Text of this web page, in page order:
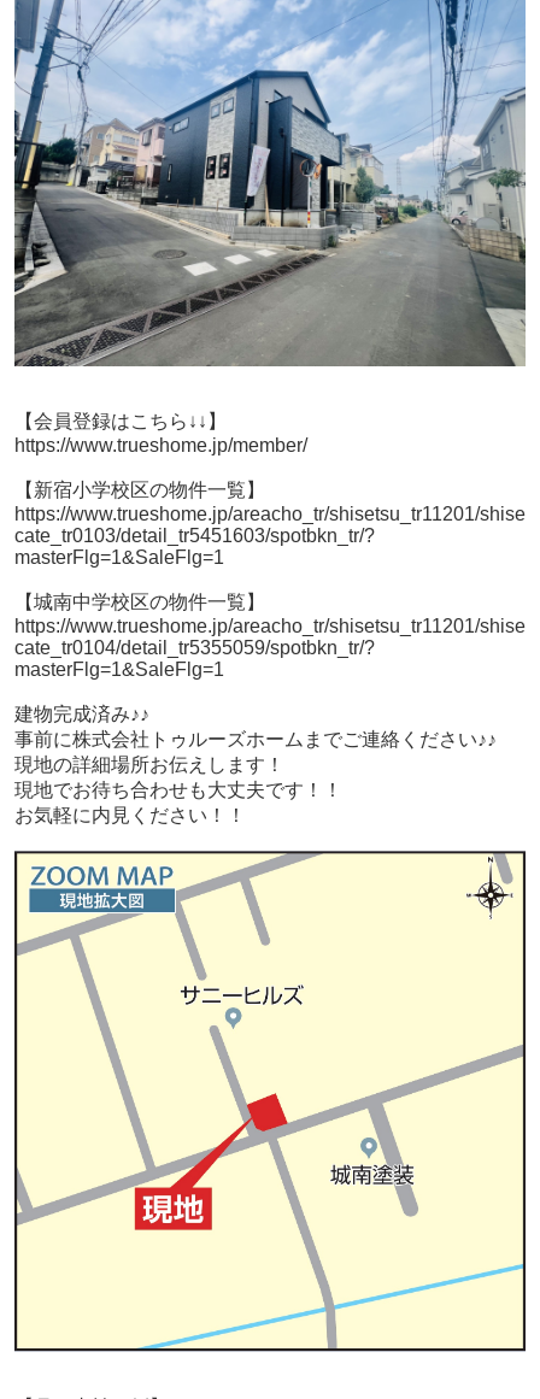
【会員登録はこちら↓↓】
https://www.trueshome.jp/member/
【新宿小学校区の物件一覧】
https://www.trueshome.jp/areacho_tr/shisetsu_tr11201/shise
cate_tr0103/detail_tr5451603/spotbkn_tr/?
masterFlg=1&SaleFlg=1
【城南中学校区の物件一覧】
https://www.trueshome.jp/areacho_tr/shisetsu_tr11201/shise
cate_tr0104/detail_tr5355059/spotbkn_tr/?
masterFlg=1&SaleFlg=1
建物完成済み♪♪
事前に株式会社トゥルーズホームまでご連絡ください♪♪
現地の詳細場所お伝えします！
現地でお待ち合わせも大丈夫です！！
お気軽に内見ください！！